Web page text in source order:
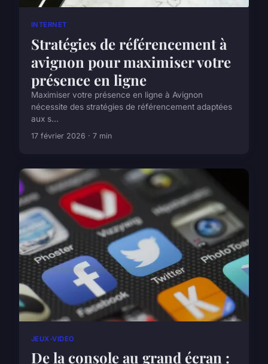
INTERNET
Stratégies de référencement à
avignon pour maximiser votre
présence en ligne
Maximiser votre présence en ligne à Avignon
nécessite des stratégies de référencement adaptées
aux s...
17 février 2026 · 7 min
JEUX-VIDEO
De la console au grand écran :